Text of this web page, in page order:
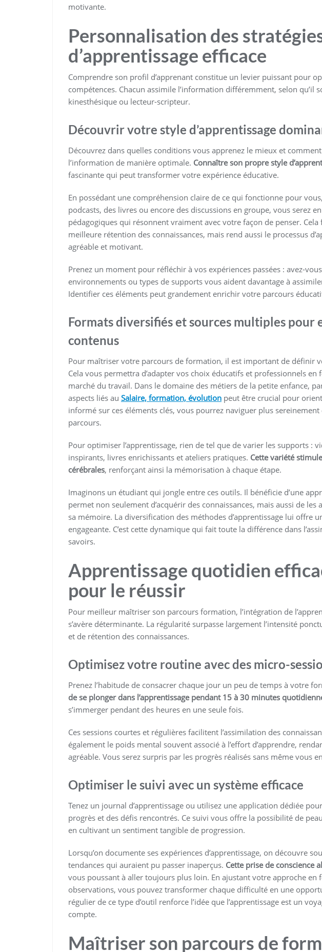
motivante.
Personnalisation des
d’apprentissage efficace
Comprendre son profil d’apprenant constitue un levier puissant pour
compétences. Chacun assimile l’information différemment, selon qu’il
kinesthésique ou lecteur-scripteur.
Découvrir votre style d’apprentissage
Découvrez dans quelles conditions vous apprenez le mieux et
l’information de manière optimale. Connaître son propre style
fascinante qui peut transformer votre expérience éducative.
En possédant une compréhension claire de ce qui fonctionne pour
podcasts, des livres ou encore des discussions en groupe, vous serez
pédagogiques qui résonnent vraiment avec votre façon de penser.
meilleure rétention des connaissances, mais rend aussi le processus
agréable et motivant.
Prenez un moment pour réfléchir à vos expériences passées : avez-
environnements ou types de supports vous aident davantage à
Identifier ces éléments peut grandement enrichir votre parcours
Formats diversifiés et sources multiples pour
contenus
Pour maîtriser votre parcours de formation, il est important de définir
Cela vous permettra d’adapter vos choix éducatifs et professionnels
marché du travail. Dans le domaine des métiers de la petite enfance,
aspects liés au Salaire, formation, évolution peut être crucial pour
informé sur ces éléments clés, vous pourrez naviguer plus
parcours.
Pour optimiser l’apprentissage, rien de tel que de varier les supports :
inspirants, livres enrichissants et ateliers pratiques. Cette variété
cérébrales, renforçant ainsi la mémorisation à chaque étape.
Imaginons un étudiant qui jongle entre ces outils. Il bénéficie d’une
permet non seulement d’acquérir des connaissances, mais aussi de
sa mémoire. La diversification des méthodes d’apprentissage lui offre
engageante. C’est cette dynamique qui fait toute la différence dans
savoirs.
Apprentissage quotidien
pour le réussir
Pour meilleur maîtriser son parcours formation, l’intégration de
s’avère déterminante. La régularité surpasse largement l’intensité
et de rétention des connaissances.
Optimisez votre routine avec des micro-
Prenez l’habitude de consacrer chaque jour un peu de temps à votre
de se plonger dans l’apprentissage pendant 15 à 30 minutes
s’immerger pendant des heures en une seule fois.
Ces sessions courtes et régulières facilitent l’assimilation des
également le poids mental souvent associé à l’effort d’apprendre,
agréable. Vous serez surpris par les progrès réalisés sans même vous
Optimiser le suivi avec un système efficace
Tenez un journal d’apprentissage ou utilisez une application dédiée
progrès et des défis rencontrés. Ce suivi vous offre la possibilité de
en cultivant un sentiment tangible de progression.
Lorsqu’on documente ses expériences d’apprentissage, on découvre
tendances qui auraient pu passer inaperçus. Cette prise de conscience
vous poussant à aller toujours plus loin. En ajustant votre approche en
observations, vous pouvez transformer chaque difficulté en une
régulier de ce type d’outil renforce l’idée que l’apprentissage est un
compte.
Maîtriser son parcours de